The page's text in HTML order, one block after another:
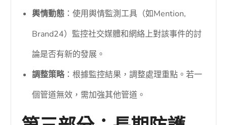
輿情動態 ：使用輿情監測工具（如Mention,
Brand24）監控社交媒體和網絡上對該事件的討
論是否有新的發展。
調整策略：根據監控結果，調整處理重點。若一
個管道無效，需加強其他管道。